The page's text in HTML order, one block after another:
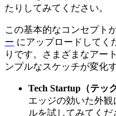
たりしてみてください。
この基本的なコンセプト
ー にアップロードしてく
りです。さまざまなアー
ンプルなスケッチが変化
Tech Startup（テッ
エッジの効いた外
ルを試してみてくだ